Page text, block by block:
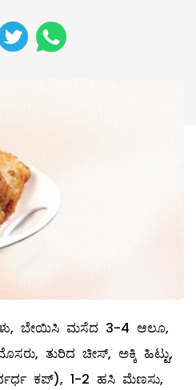
ಬೇಯಿಸಿ ಮಸೆದ 3-4 ಆಲೂ,
ತುರಿದ ಚೀಸ್‌, ಅಕ್ಕಿ ಹಿಟ್ಟು,
ಕಪ್‌), 1-2 ಹಸಿ ಮೆಣಸು,